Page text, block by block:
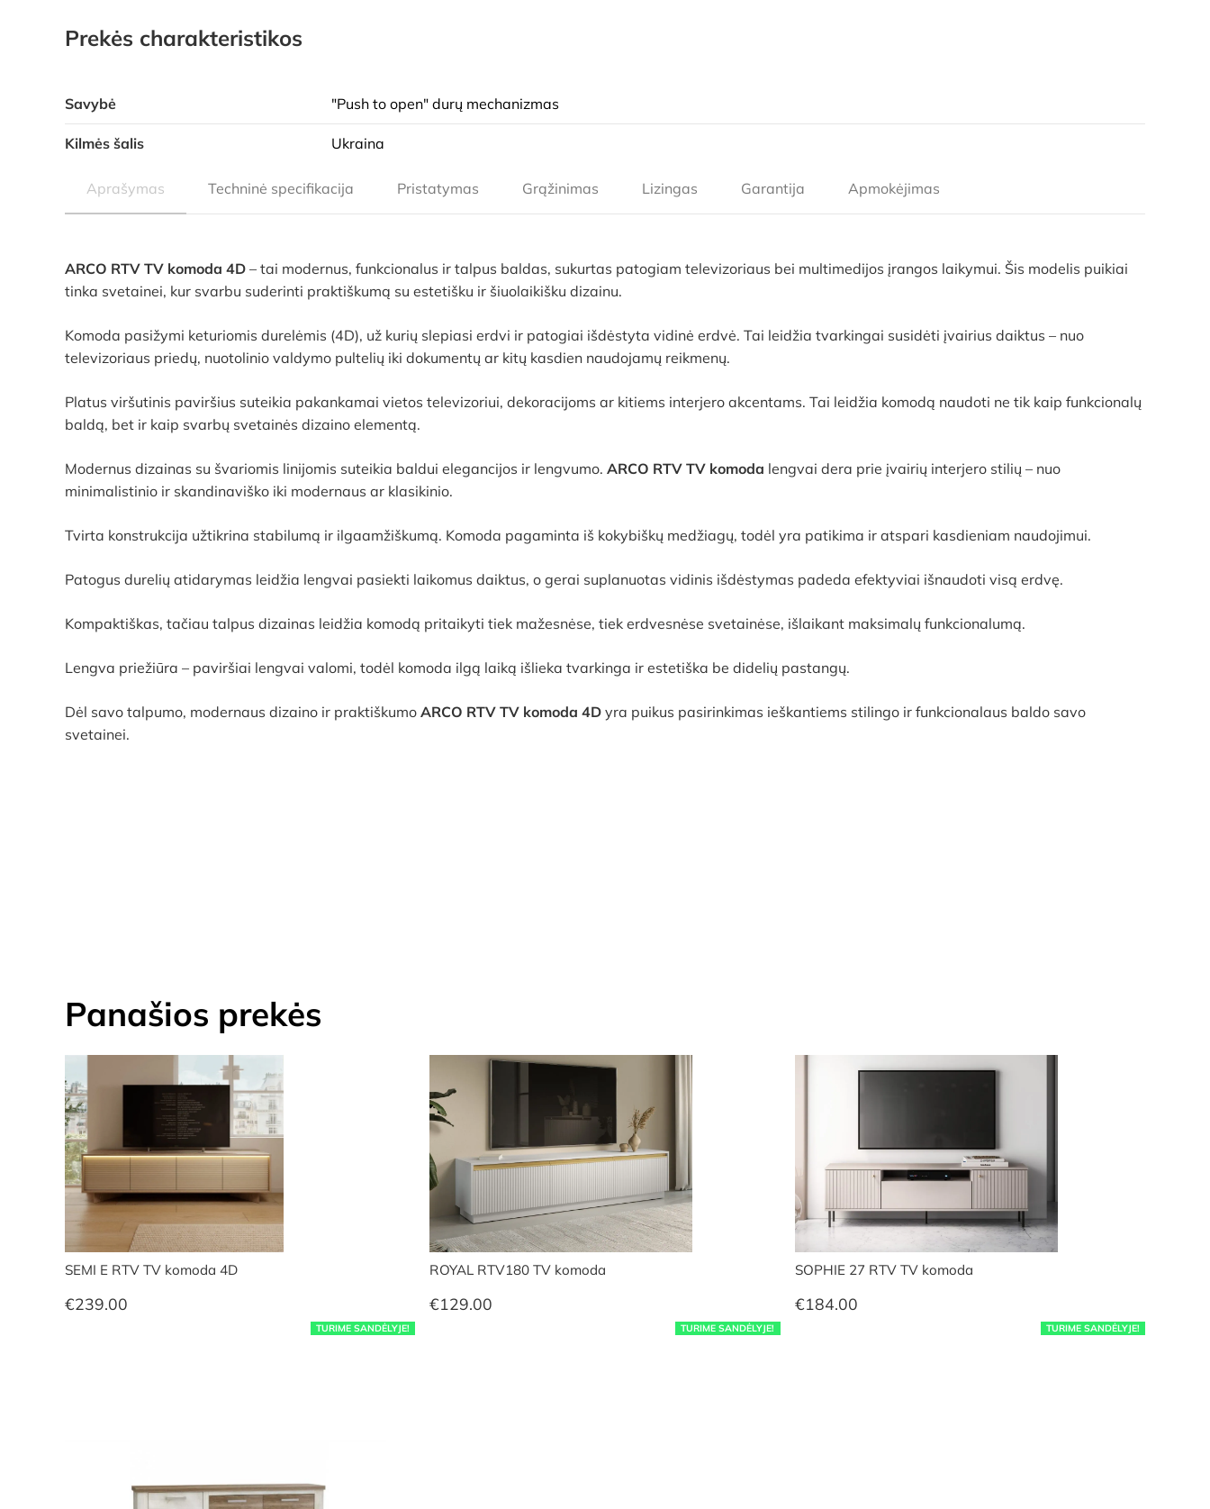
Prekės charakteristikos
Savybė "Push to open" durų mechanizmas
Kilmės šalis Ukraina
Aprašymas Techninė specifikacija Pristatymas Grąžinimas Lizingas Garantija Apmokėjimas
ARCO RTV TV komoda 4D – tai modernus, funkcionalus ir talpus baldas, sukurtas patogiam televizoriaus bei multimedijos įrangos laikymui. Šis modelis puikiai
tinka svetainei, kur svarbu suderinti praktiškumą su estetišku ir šiuolaikišku dizainu.
Komoda pasižymi keturiomis durelėmis (4D), už kurių slepiasi erdvi ir patogiai išdėstyta vidinė erdvė. Tai leidžia tvarkingai susidėti įvairius daiktus – nuo
televizoriaus priedų, nuotolinio valdymo pultelių iki dokumentų ar kitų kasdien naudojamų reikmenų.
Platus viršutinis paviršius suteikia pakankamai vietos televizoriui, dekoracijoms ar kitiems interjero akcentams. Tai leidžia komodą naudoti ne tik kaip funkcionalų
baldą, bet ir kaip svarbų svetainės dizaino elementą.
Modernus dizainas su švariomis linijomis suteikia baldui elegancijos ir lengvumo. ARCO RTV TV komoda lengvai dera prie įvairių interjero stilių – nuo
minimalistinio ir skandinaviško iki modernaus ar klasikinio.
Tvirta konstrukcija užtikrina stabilumą ir ilgaamžiškumą. Komoda pagaminta iš kokybiškų medžiagų, todėl yra patikima ir atspari kasdieniam naudojimui.
Patogus durelių atidarymas leidžia lengvai pasiekti laikomus daiktus, o gerai suplanuotas vidinis išdėstymas padeda efektyviai išnaudoti visą erdvę.
Kompaktiškas, tačiau talpus dizainas leidžia komodą pritaikyti tiek mažesnėse, tiek erdvesnėse svetainėse, išlaikant maksimalų funkcionalumą.
Lengva priežiūra – paviršiai lengvai valomi, todėl komoda ilgą laiką išlieka tvarkinga ir estetiška be didelių pastangų.
Dėl savo talpumo, modernaus dizaino ir praktiškumo ARCO RTV TV komoda 4D yra puikus pasirinkimas ieškantiems stilingo ir funkcionalaus baldo savo
svetainei.
Panašios prekės
TURIME SANDĖLYJE!
SEMI E RTV TV komoda 4D
€239.00
TURIME SANDĖLYJE!
ROYAL RTV180 TV komoda
€129.00
TURIME SANDĖLYJE!
SOPHIE 27 RTV TV komoda
€184.00